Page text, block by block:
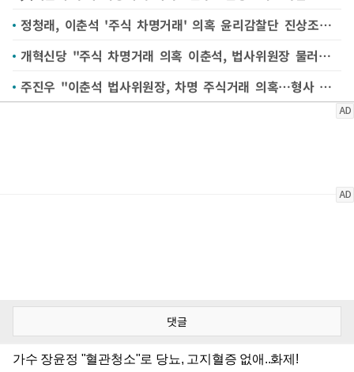
정청래, 이춘석 '주식 차명거래' 의혹 윤리감찰단 진상조사 지시
개혁신당 "주식 차명거래 의혹 이춘석, 법사위원장 물러나야"
주진우 "이춘석 법사위원장, 차명 주식거래 의혹…형사 고발할 것"
댓글